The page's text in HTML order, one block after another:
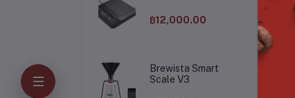
฿12,000.00
Brewista Smart
Scale V3